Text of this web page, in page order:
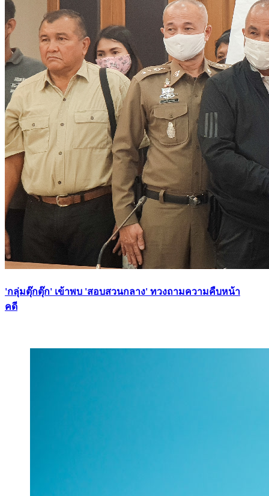
'กลุ่มตุ๊กตุ๊ก' เข้าพบ 'สอบสวนกลาง' ทวงถามความคืบหน้า
คดี